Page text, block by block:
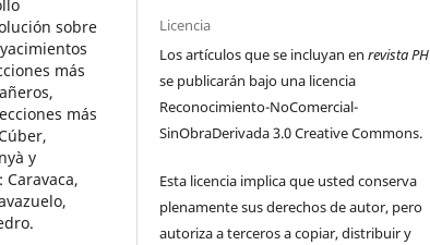
sobre
más
más
y
Licencia
Los artículos que se incluyan enrevista PH
se publicarán bajo una licencia
Reconocimiento-NoComercial-
SinObraDerivada 3.0 Creative Commons.
Esta licencia implica que usted conserva
plenamente sus derechos de autor, pero
autoriza a terceros a copiar, distribuir y